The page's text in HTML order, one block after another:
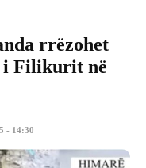
rrëzohet
i Filikurit në
- 14:30